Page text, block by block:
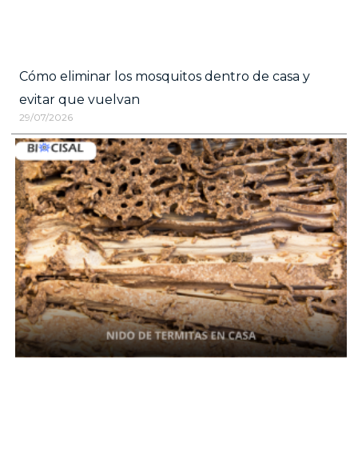
Cómo eliminar los mosquitos dentro de casa y
evitar que vuelvan
29/07/2026